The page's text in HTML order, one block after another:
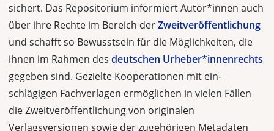
sichert. Das Repositorium infor­miert Autor*innen auch
über ihre Rechte im Bereich derZweitveröffentlichung
und schafft so Bewusstsein für die Möglichkeiten, die
ihnen im Rahmen des deutschen Urheber*innenrechts
gegeben sind. Gezielte Kooperationen mit ein­
schlägigen Fachverlagen ermöglichen in vielen Fällen
die Zweitveröffentlichung von originalen
Verlagsversionen sowie der zugehörigen Metadaten